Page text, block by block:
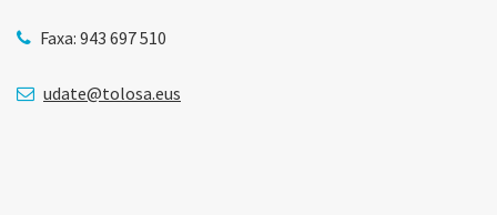
Faxa: 943 697 510
udate@tolosa.eus